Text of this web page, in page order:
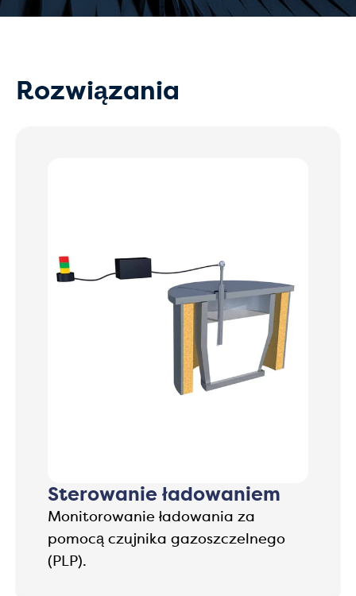
Rozwiązania
Sterowanie ładowaniem
Monitorowanie ładowania za
pomocą czujnika gazoszczelnego
(PLP).